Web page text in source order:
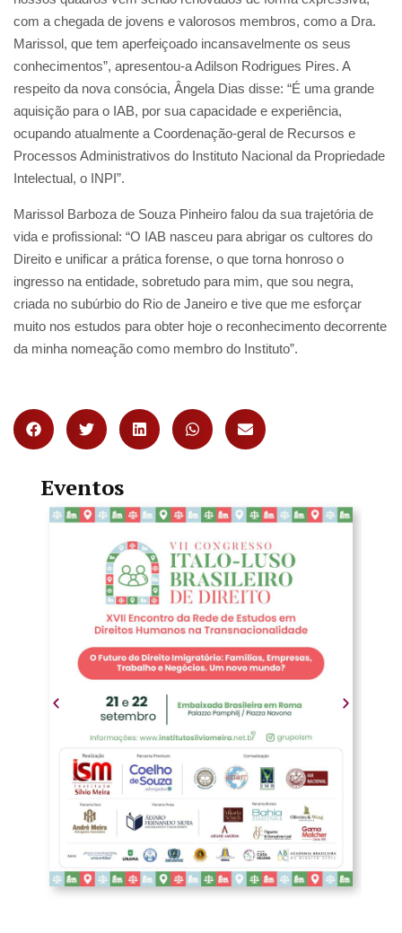
com a chegada de jovens e valorosos membros, como a Dra.
Marissol, que tem aperfeiçoado incansavelmente os seus
conhecimentos”, apresentou-a Adilson Rodrigues Pires. A
respeito da nova consócia, Ângela Dias disse: “É uma grande
aquisição para o IAB, por sua capacidade e experiência,
ocupando atualmente a Coordenação-geral de Recursos e
Processos Administrativos do Instituto Nacional da Propriedade
Intelectual, o INPI”.
Marissol Barboza de Souza Pinheiro falou da sua trajetória de
vida e profissional: “O IAB nasceu para abrigar os cultores do
Direito e unificar a prática forense, o que torna honroso o
ingresso na entidade, sobretudo para mim, que sou negra,
criada no subúrbio do Rio de Janeiro e tive que me esforçar
muito nos estudos para obter hoje o reconhecimento decorrente
da minha nomeação como membro do Instituto”.
Eventos